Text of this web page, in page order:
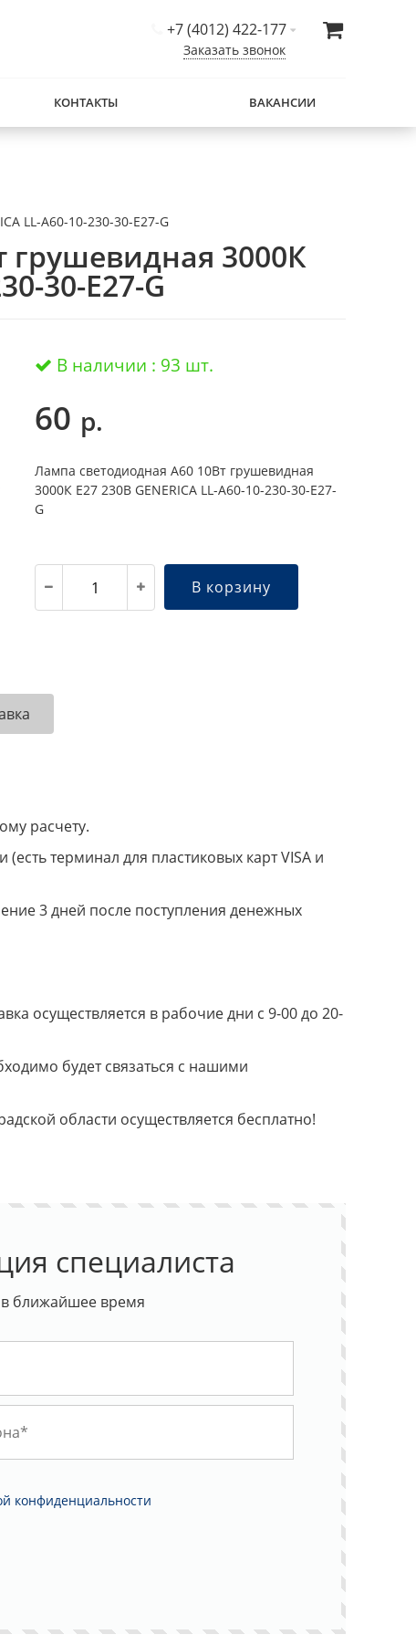
+7 (4012) 422-177
Заказать звонок
КОНТАКТЫ ВАКАНСИИ
LL-A60-10-230-30-E27-G
грушевидная 3000К
30-E27-G
В наличии : 93 шт.
60 р.
Лампа светодиодная A60 10Вт грушевидная
3000К E27 230В GENERICA LL-A60-10-230-30-E27-
G
В корзину
расчету.
терминал для пластиковых карт VISA и
3 дней после поступления денежных
осуществляется в рабочие дни с 9-00 до 20-
будет связаться с нашими
области осуществляется бесплатно!
специалиста
ближайшее время
конфиденциальности